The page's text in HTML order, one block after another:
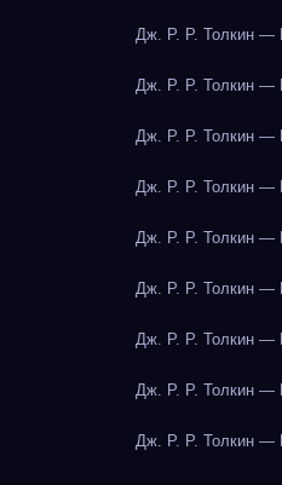
Дж. Р. Р. Толкин —
Дж. Р. Р. Толкин —
Дж. Р. Р. Толкин —
Дж. Р. Р. Толкин —
Дж. Р. Р. Толкин —
Дж. Р. Р. Толкин —
Дж. Р. Р. Толкин —
Дж. Р. Р. Толкин —
Дж. Р. Р. Толкин —